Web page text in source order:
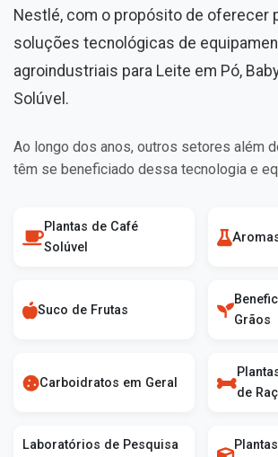
Nestlé, com o propósito de oferecer
soluções tecnológicas de
agroindustriais para Leite em Pó,
Solúvel.
Ao longo dos anos, outros setores além
têm se beneficiado dessa tecnologia e
Plantas de Café
Solúvel
Suco de Frutas
Grãos
Carboidratos em Geral
de
Laboratórios de Pesquisa